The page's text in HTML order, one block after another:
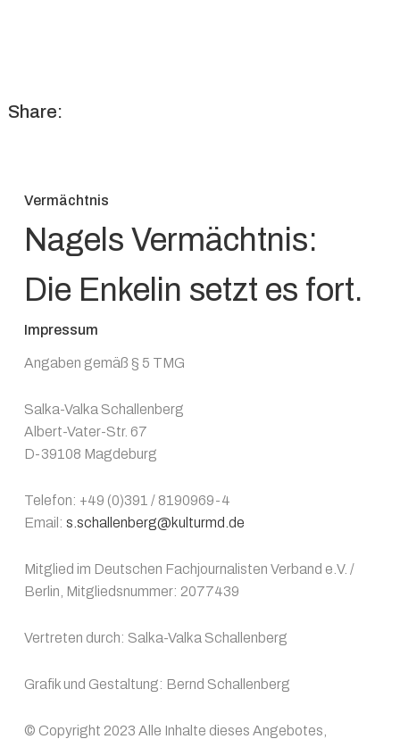
Share:
Vermächtnis
Nagels Vermächtnis:
Die Enkelin setzt es fort.
Impressum
Angaben gemäß § 5 TMG
Salka-Valka Schallenberg
Albert-Vater-Str. 67
D-39108 Magdeburg
Telefon: +49 (0)391 / 8190969-4
Email: s.schallenberg@kulturmd.de
Mitglied im Deutschen Fachjournalisten Verband e.V. /
Berlin, Mitgliedsnummer: 2077439
Vertreten durch: Salka-Valka Schallenberg
Grafik und Gestaltung: Bernd Schallenberg
© Copyright 2023 Alle Inhalte dieses Angebotes,